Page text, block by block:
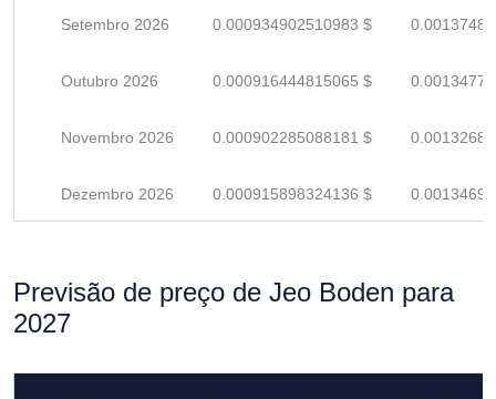
Setembro 2026 0.000934902510983 $
Outubro 2026 0.000916444815065 $
Novembro 2026 0.000902285088181 $
Dezembro 2026 0.000915898324136 $
Previsão de preço de Jeo Boden para
2027